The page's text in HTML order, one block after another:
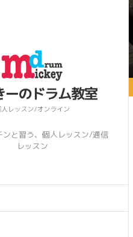
ンと習う、個人レッスン/通信
レッスン